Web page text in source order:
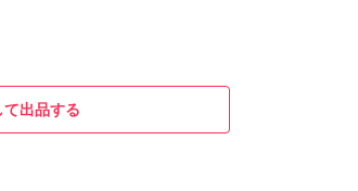
出品する